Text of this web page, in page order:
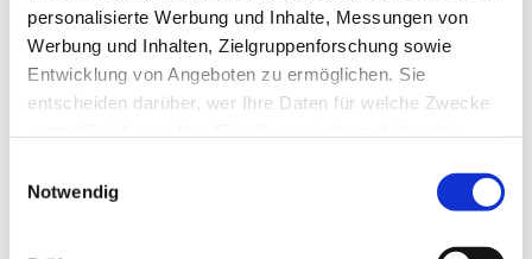
personalisierte Werbung und Inhalte, Messungen von
Werbung und Inhalten, Zielgruppenforschung sowie
Entwicklung von Angeboten zu ermöglichen. Sie
entscheiden darüber, wer Ihre Daten für welche Zwecke
Trigger Symbol ändern oder widerrufen
Notwendig
Linie 7535
Asenham
Asperting, Abzw. Pottenau